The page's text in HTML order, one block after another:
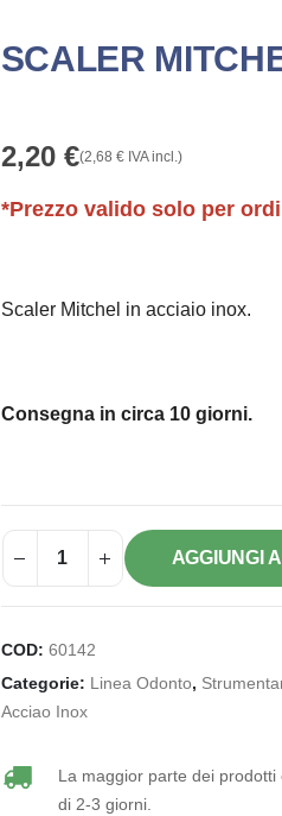
SCALER
2,20 €(2,68 €IVA incl.)
*Prezzo valido solo per
Scaler Mitchel in acciaio inox.
Consegna in circa 10 giorni.
AGGIUNGI
COD: 60142
Categorie: Linea Odonto,
Acciao Inox
La maggior parte dei
di 2-3 giorni.